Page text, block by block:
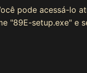
pode acessá-lo
"89E-setup.exe" e